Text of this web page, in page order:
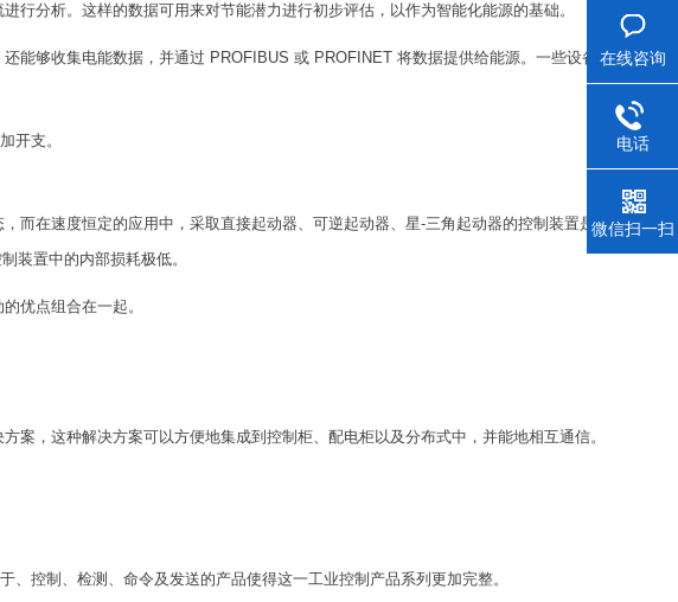
行分析。这样的数据可用来对节能潜力进行初步评估，以作为智能化能源的基础。
能够收集电能数据，并通过 PROFIBUS 或 PROFINET 将数据提供给能源。一些设备还配有
开支。
而在速度恒定的应用中，采取直接起动器、可逆起动器、星-三角起动器的控制装置是更佳解
装置中的内部损耗极低。
优点组合在一起。
案，这种解决方案可以方便地集成到控制柜、配电柜以及分布式中，并能地相互通信。
控制、检测、命令及发送的产品使得这一工业控制产品系列更加完整。
在线咨询
电话
微信扫一扫